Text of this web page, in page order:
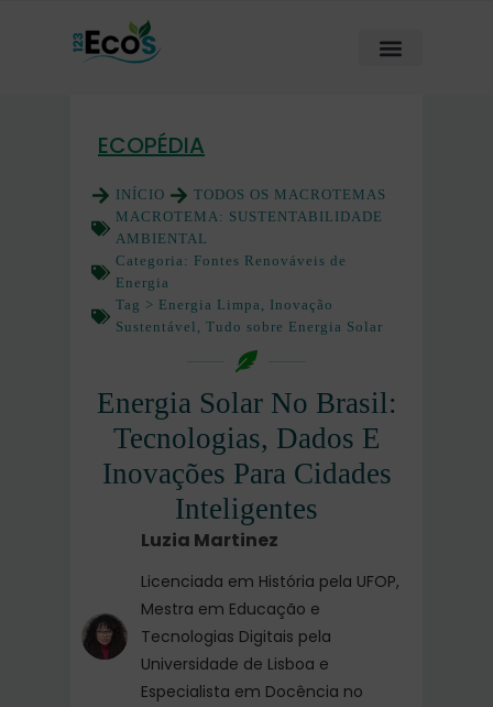
ECOPÉDIA
INÍCIO
TODOS OS MACROTEMAS
MACROTEMA: SUSTENTABILIDADE
AMBIENTAL
Categoria: Fontes Renováveis de
Energia
Tag > Energia Limpa , Inovação
Sustentável , Tudo sobre Energia Solar
Energia Solar No Brasil:
Tecnologias, Dados E
Inovações Para Cidades
Inteligentes
Luzia Martinez
Licenciada em História pela UFOP,
Mestra em Educação e
Tecnologias Digitais pela
Universidade de Lisboa e
Especialista em Docência no